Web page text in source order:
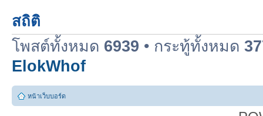
สถิติ
โพสต์ทั้งหมด 6939 • กระทู้ทั้งหมด
ElokWhof
หน้าเว็บบอร์ด